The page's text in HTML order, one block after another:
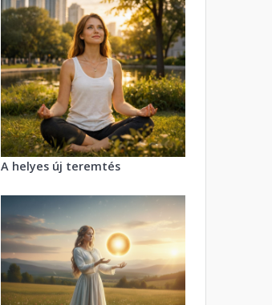
A helyes új teremtés